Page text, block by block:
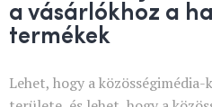
a vásárlókhoz a
termékek
Lehet, hogy a